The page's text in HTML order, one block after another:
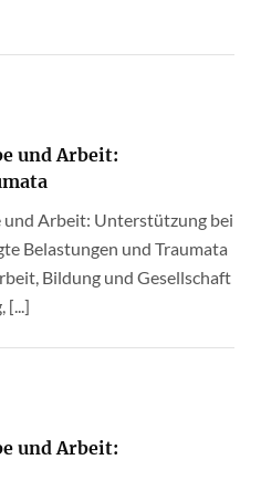
und Arbeit:
Arbeit: Unterstützung bei
Belastungen und Traumata
Bildung und Gesellschaft
[...]
und Arbeit: